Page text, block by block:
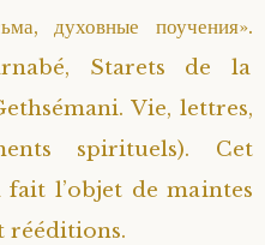
духовные поучения».
Starets de la
Vie, lettres,
spirituels). Cet
fait l’objet de maintes
rééditions.